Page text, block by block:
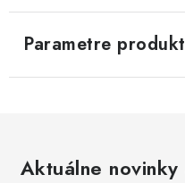
Parametre
Aktuálne